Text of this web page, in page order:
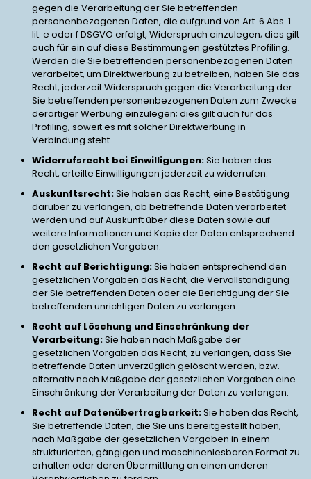
gegen die Verarbeitung der Sie betreffenden
personenbezogenen Daten, die aufgrund von Art. 6 Abs. 1
lit. e oder f DSGVO erfolgt, Widerspruch einzulegen; dies gilt
auch für ein auf diese Bestimmungen gestütztes Profiling.
Werden die Sie betreffenden personenbezogenen Daten
verarbeitet, um Direktwerbung zu betreiben, haben Sie das
Recht, jederzeit Widerspruch gegen die Verarbeitung der
Sie betreffenden personenbezogenen Daten zum Zwecke
derartiger Werbung einzulegen; dies gilt auch für das
Profiling, soweit es mit solcher Direktwerbung in
Verbindung steht.
Widerrufsrecht bei Einwilligungen:Sie haben das
Recht, erteilte Einwilligungen jederzeit zu widerrufen.
Auskunftsrecht:Sie haben das Recht, eine Bestätigung
darüber zu verlangen, ob betreffende Daten verarbeitet
werden und auf Auskunft über diese Daten sowie auf
weitere Informationen und Kopie der Daten entsprechend
den gesetzlichen Vorgaben.
Recht auf Berichtigung:Sie haben entsprechend den
gesetzlichen Vorgaben das Recht, die Vervollständigung
der Sie betreffenden Daten oder die Berichtigung der Sie
betreffenden unrichtigen Daten zu verlangen.
Recht auf Löschung und Einschränkung der
Verarbeitung:Sie haben nach Maßgabe der
gesetzlichen Vorgaben das Recht, zu verlangen, dass Sie
betreffende Daten unverzüglich gelöscht werden, bzw.
alternativ nach Maßgabe der gesetzlichen Vorgaben eine
Einschränkung der Verarbeitung der Daten zu verlangen.
Recht auf Datenübertragbarkeit:Sie haben das Recht,
Sie betreffende Daten, die Sie uns bereitgestellt haben,
nach Maßgabe der gesetzlichen Vorgaben in einem
strukturierten, gängigen und maschinenlesbaren Format zu
erhalten oder deren Übermittlung an einen anderen